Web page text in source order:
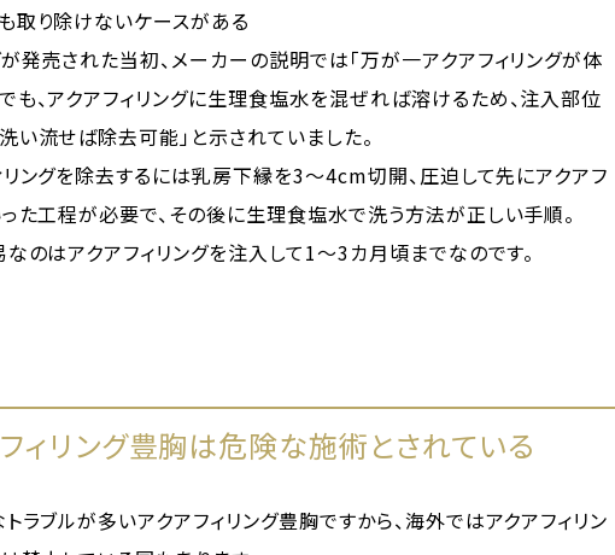
取り除けないケースがある
発売された当初、メーカーの説明では「万が一アクアフィリングが体
も、アクアフィリングに生理食塩水を混ぜれば溶けるため、注入部位
い流せば除去可能」と示されていました。
リングを除去するには乳房下縁を3～4cm切開、圧迫して先にアクアフ
た工程が必要で、その後に生理食塩水で洗う方法が正しい手順。
のはアクアフィリングを注入して1～3カ月頃までなのです。
ィリング豊胸は危険な施術とされている
ラブルが多いアクアフィリング豊胸ですから、海外ではアクアフィリン